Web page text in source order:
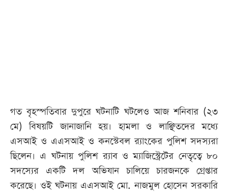
গত বৃহস্পতিবার দুপুরে ঘটনাটি ঘটলেও আজ শনিবার (২৩
মে) বিষয়টি জানাজানি হয়। হামলা ও লাঞ্ছিতদের মধ্যে
এসআই ও এএসআই ও কনস্টেবল র‌্যাংকের পুলিশ সদস্যরা
ছিলেন। এ ঘটনায় পুলিশ র‌্যাব ও ম্যাজিস্ট্রেটের নেতৃত্বে ৮০
সদস্যের একটি দল অভিযান চালিয়ে চারজনকে গ্রেপ্তার
করেছে। ওই ঘটনায় এএসআই মো. নাজমুল হোসেন সরকারি